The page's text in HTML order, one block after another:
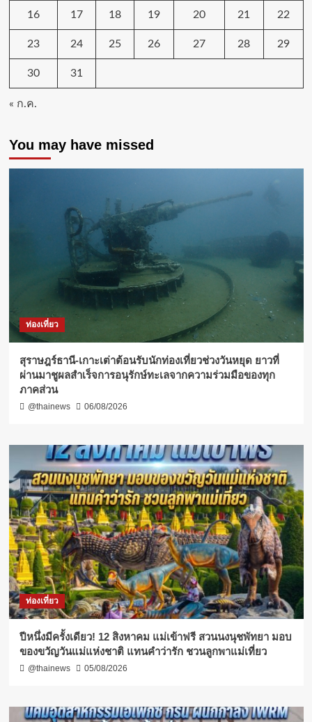
16 17 18 19 20 21 22
23 24 25 26 27 28 29
30 31
« ก.ค.
You may have missed
ท่องเที่ยว
สุราษฎร์ธานี-เกาะเต่าต้อนรับนักท่องเที่ยวช่วงวันหยุด ยาวที่
ผ่านมาชูผลสำเร็จการอนุรักษ์ทะเลจากความร่วมมือของทุก
ภาคส่วน
@thainews 06/08/2026
ท่องเที่ยว
ปีหนึ่งมีครั้งเดียว! 12 สิงหาคม แม่เข้าฟรี สวนนงนุชพัทยา มอบ
ของขวัญวันแม่แห่งชาติ แทนคำว่ารัก ชวนลูกพาแม่เที่ยว
@thainews 05/08/2026